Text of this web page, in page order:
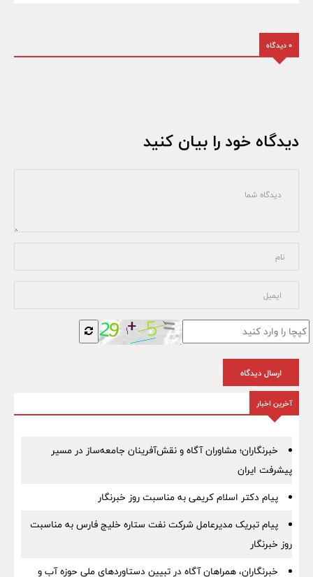
0 دیدگاه
دیدگاه خود را بیان کنید
ارسال دیدگاه
آخرین اخبار
خبرنگاران؛ مشاوران آگاه و نقش‌آفرینان جامعه‌ساز در مسیر
پیشرفت ایران
پیام دکتر اسلام کریمی به مناسبت روز خبرنگار
پیام تبریک مدیرعامل شرکت نفت ستاره خلیج فارس به مناسبت
روز خبرنگار
خبرنگاران، همراهان آگاه در تبیین دستاوردهای ملی حوزه آب و